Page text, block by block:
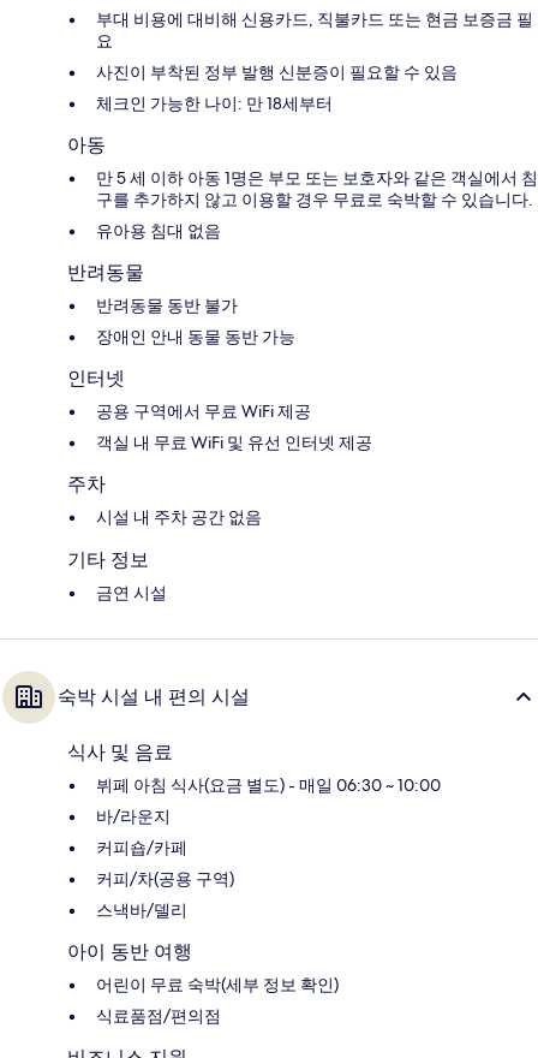
부대 비용에 대비해 신용카드, 직불카드 또는 현금 보증금 필
요
사진이 부착된 정부 발행 신분증이 필요할 수 있음
체크인 가능한 나이: 만 18세부터
아동
만 5 세 이하 아동 1명은 부모 또는 보호자와 같은 객실에서 침
구를 추가하지 않고 이용할 경우 무료로 숙박할 수 있습니다.
유아용 침대 없음
반려동물
반려동물 동반 불가
장애인 안내 동물 동반 가능
인터넷
공용 구역에서 무료 WiFi 제공
객실 내 무료 WiFi 및 유선 인터넷 제공
주차
시설 내 주차 공간 없음
기타 정보
금연 시설
숙박 시설 내 편의 시설
식사 및 음료
뷔페 아침 식사(요금 별도) - 매일 06:30 ~ 10:00
바/라운지
커피숍/카페
커피/차(공용 구역)
스낵바/델리
아이 동반 여행
어린이 무료 숙박(세부 정보 확인)
식료품점/편의점